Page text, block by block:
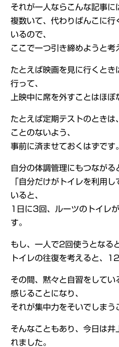
それが一人ならこんな記事に
複数いて、代わりばんこに行
いるので、
ここで一つ引き締めようと考
たとえば映画を見に行くとき
行って、
上映中に席を外すことはほぼ
たとえば定期テストのときは
ことのないよう、
事前に済ませておくはずです。
自分の体調管理にもつながる
「自分だけがトイレを利用
いると、
1日に3回、ルーツのトイレ
す。
もし、一人で2回使うとなる
トイレの往復を考えると、
その間、黙々と自習をしてい
感じることになり、
それが集中力をそいでしまう
そんなこともあり、今日は井
れました。